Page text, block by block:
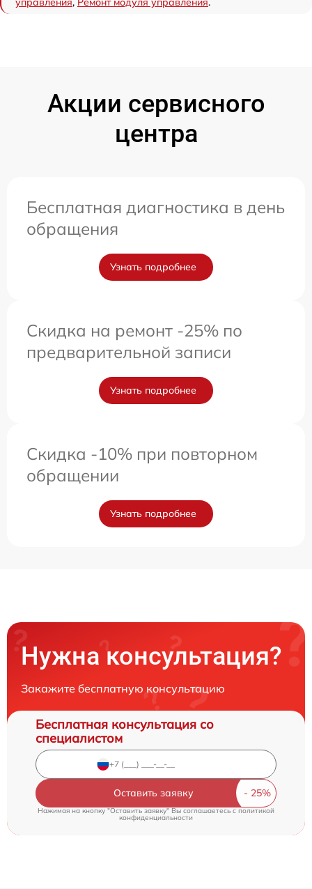
Акции сервисного
центра
Бесплатная диагностика в день
обращения
Узнать подробнее
Скидка на ремонт -25% по
предварительной записи
Узнать подробнее
Скидка -10% при повторном
обращении
Узнать подробнее
Нужна консультация?
Закажите бесплатную консультацию
Бесплатная консультация со
специалистом
Оставить заявку
Нажимая на кнопку "Оставить заявку" Вы соглашаетесь cполитикой
конфиденциальности